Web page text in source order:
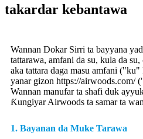
takardar kebantawa
Wannan Dokar Sirri ta bayyana
tattarawa, amfani da su, kula da
aka tattara daga masu amfani
yanar gizon https://airwoods.com/
Wannan manufar ta shafi duk
Ƙungiyar Airwoods ta samar ta
1. Bayanan da Muke Tarawa